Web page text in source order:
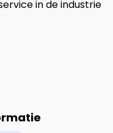
in de industrie